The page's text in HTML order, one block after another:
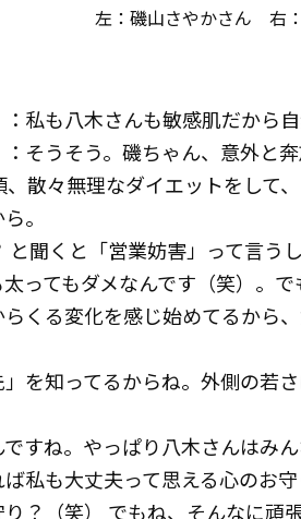
左：磯山さやかさん 右
：私も八木さんも敏感肌だから
：そうそう。磯ちゃん、意外と
、散々無理なダイエットをして
。
と聞くと「営業妨害」って言うし
太ってもダメなんです（笑）。
くる変化を感じ始めてるから
」を知ってるからね。外側の若
ですね。やっぱり八木さんはみ
私も大丈夫って思える心のお守
り？（笑） でもね、そんなに頑